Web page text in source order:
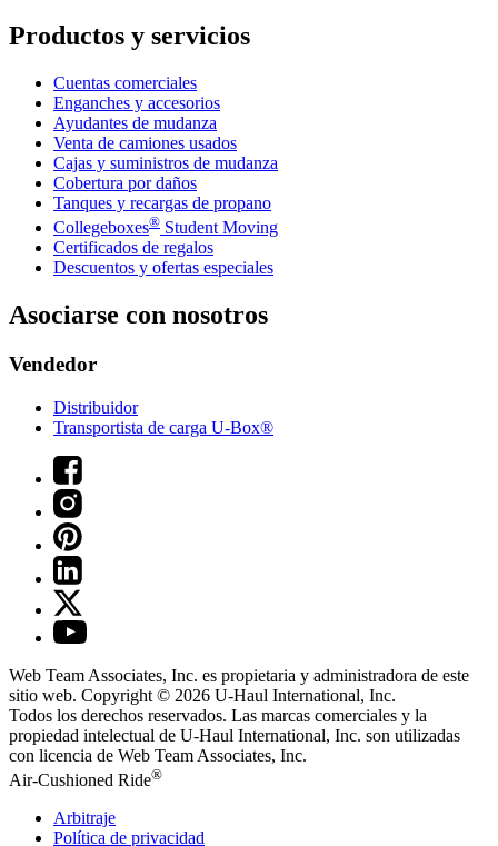
Productos y servicios
Cuentas comerciales
Enganches y accesorios
Ayudantes de mudanza
Venta de camiones usados
Cajas y suministros de mudanza
Cobertura por daños
Tanques y recargas de propano
Collegeboxes® Student Moving
Certificados de regalos
Descuentos y ofertas especiales
Asociarse con nosotros
Vendedor
Distribuidor
Transportista de carga U-Box®
Web Team Associates, Inc. es propietaria y administradora de este
sitio web. Copyright © 2026 U-Haul International, Inc.
Todos los derechos reservados. Las marcas comerciales y la
propiedad intelectual de U-Haul International, Inc. son utilizadas
con licencia de Web Team Associates, Inc.
Air-Cushioned Ride®
Arbitraje
Política de privacidad